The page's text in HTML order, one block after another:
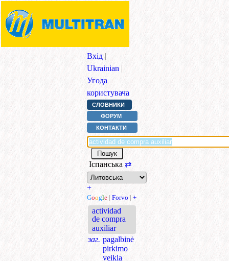
Вхід |
Ukrainian |
Угода
користувача
СЛОВНИКИ
ФОРУМ
КОНТАКТИ
Іспанська ⇄
+
Google | Forvo | +
actividad
de compra
auxiliar
заг. pagalbinė
pirkimo
veikla